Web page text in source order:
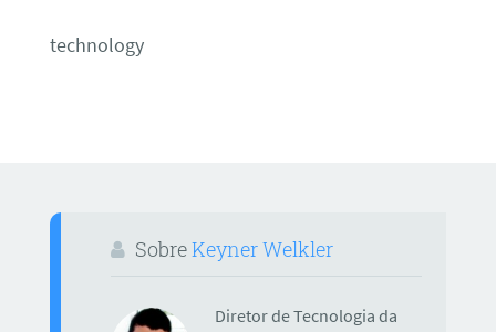
technology
SobreKeyner Welkler
Diretor de Tecnologia da